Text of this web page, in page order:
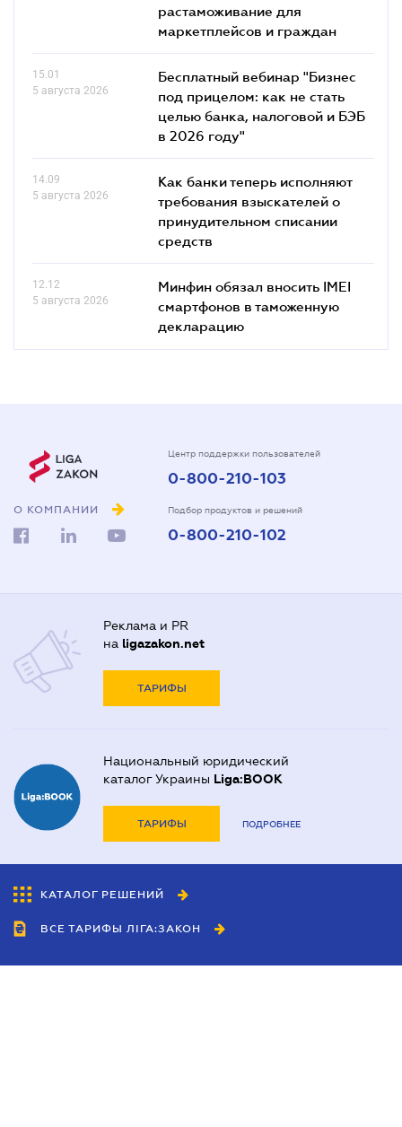
растаможивание для
маркетплейсов и граждан
15.01
5 августа 2026
Бесплатный вебинар "Бизнес
под прицелом: как не стать
целью банка, налоговой и БЭБ
в 2026 году"
14.09
5 августа 2026
Как банки теперь исполняют
требования взыскателей о
принудительном списании
средств
12.12
5 августа 2026
Минфин обязал вносить IMEI
смартфонов в таможенную
декларацию
О КОМПАНИИ
Центр поддержки пользователей
0-800-210-103
Подбор продуктов и решений
0-800-210-102
Реклама и PR
на ligazakon.net
ТАРИФЫ
Национальный юридический
каталог Украины Liga:BOOK
ТАРИФЫ ПОДРОБНЕЕ
КАТАЛОГ РЕШЕНИЙ
ВСЕ ТАРИФЫ ЛІГА:ЗАКОН